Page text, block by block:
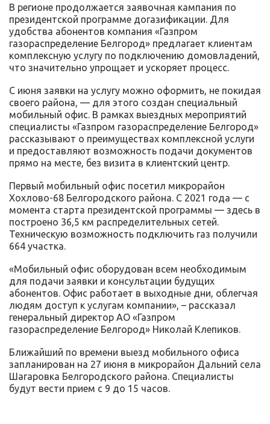
В регионе продолжается заявочная кампания по
президентской программе догазификации. Для
удобства абонентов компания «Газпром
газораспределение Белгород» предлагает клиентам
комплексную услугу по подключению домовладений,
что значительно упрощает и ускоряет процесс.
С июня заявки на услугу можно оформить, не покидая
своего района, — для этого создан специальный
мобильный офис. В рамках выездных мероприятий
специалисты «Газпром газораспределение Белгород»
рассказывают о преимуществах комплексной услуги
и предоставляют возможность подачи документов
прямо на месте, без визита в клиентский центр.
Первый мобильный офис посетил микрорайон
Хохлово-68 Белгородского района. С 2021 года — с
момента старта президентской программы — здесь в
построено 36,5 км распределительных сетей.
Техническую возможность подключить газ получили
664 участка.
«Мобильный офис оборудован всем необходимым
для подачи заявки и консультации будущих
абонентов. Офис работает в выходные дни, облегчая
людям доступ к услугам компании», – рассказал
генеральный директор АО «Газпром
газораспределение Белгород» Николай Клепиков.
Ближайший по времени выезд мобильного офиса
запланирован на 27 июня в микрорайон Дальний села
Шагаровка Белгородского района. Специалисты
будут вести прием с 9 до 15 часов.